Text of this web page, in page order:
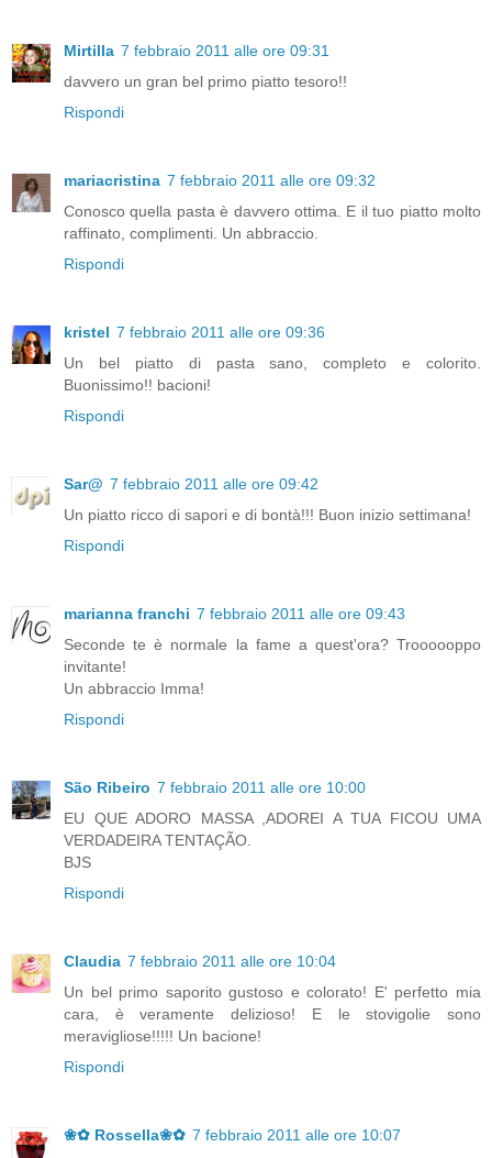
Mirtilla 7 febbraio 2011 alle ore 09:31
davvero un gran bel primo piatto tesoro!!
Rispondi
mariacristina 7 febbraio 2011 alle ore 09:32
Conosco quella pasta è davvero ottima. E il tuo piatto molto
raffinato, complimenti. Un abbraccio.
Rispondi
kristel 7 febbraio 2011 alle ore 09:36
Un bel piatto di pasta sano, completo e colorito.
Buonissimo!! bacioni!
Rispondi
Sar@ 7 febbraio 2011 alle ore 09:42
Un piatto ricco di sapori e di bontà!!! Buon inizio settimana!
Rispondi
marianna franchi 7 febbraio 2011 alle ore 09:43
Seconde te è normale la fame a quest'ora? Troooooppo
invitante!
Un abbraccio Imma!
Rispondi
São Ribeiro 7 febbraio 2011 alle ore 10:00
EU QUE ADORO MASSA ,ADOREI A TUA FICOU UMA
VERDADEIRA TENTAÇÃO.
BJS
Rispondi
Claudia 7 febbraio 2011 alle ore 10:04
Un bel primo saporito gustoso e colorato! E' perfetto mia
cara, è veramente delizioso! E le stovigolie sono
meravigliose!!!!! Un bacione!
Rispondi
❀✿ Rossella❀✿ 7 febbraio 2011 alle ore 10:07